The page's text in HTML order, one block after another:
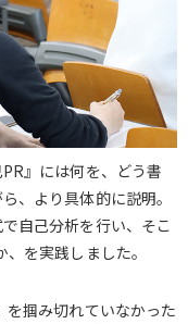
』には何を、どう書
、より具体的に説明。
自己分析を行い、そこ
を実践しました。
掴み切れていなかった